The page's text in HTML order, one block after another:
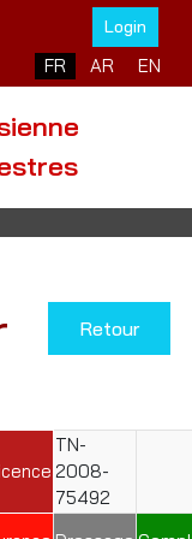
Login
Sélectionnez votre
FR AR EN
Retour
TN-
2008-
75492